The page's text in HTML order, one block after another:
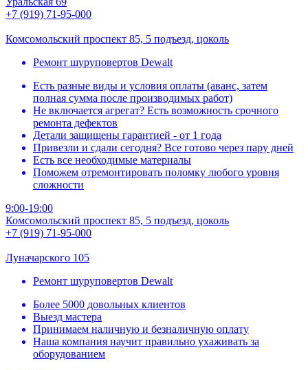
+7 (919) 71-95-000
Комсомольский проспект 85, 5 подъезд, цоколь
Ремонт шуруповертов Dewalt
Есть разные виды и условия оплаты (аванс, затем
полная сумма после производимых работ)
Не включается агрегат? Есть возможность срочного
ремонта дефектов
Детали защищены гарантией - от 1 года
Привезли и сдали сегодня? Все готово через пару дней
Есть все необходимые материалы
Поможем отремонтировать поломку любого уровня
сложности
9:00-19:00
Комсомольский проспект 85, 5 подъезд, цоколь
+7 (919) 71-95-000
Луначарского 105
Ремонт шуруповертов Dewalt
Более 5000 довольных клиентов
Выезд мастера
Принимаем наличную и безналичную оплату
Наша компания научит правильно ухаживать за
оборудованием